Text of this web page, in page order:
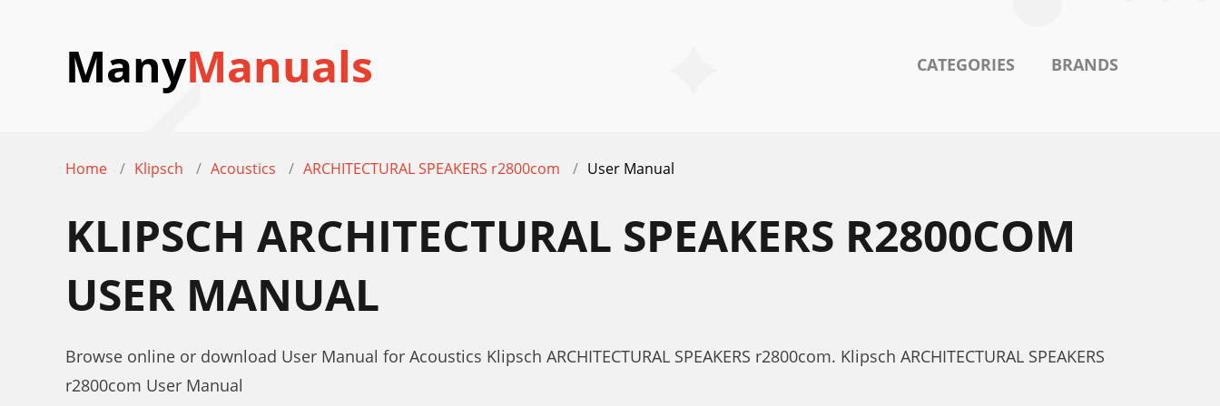
ManyManuals CATEGORIES BRANDS
Home Klipsch Acoustics ARCHITECTURAL SPEAKERS r2800com User Manual
KLIPSCH ARCHITECTURAL SPEAKERS R2800COM
USER MANUAL
Browse online or download User Manual for Acoustics Klipsch ARCHITECTURAL SPEAKERS r2800com. Klipsch ARCHITECTURAL SPEAKERS
r2800com User Manual